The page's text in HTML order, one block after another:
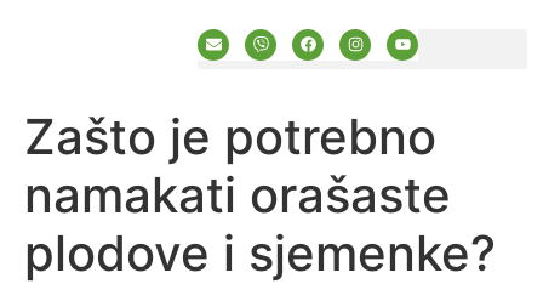
Zašto je potrebno
namakati orašaste
plodove i sjemenke?